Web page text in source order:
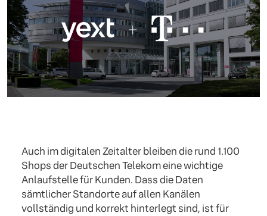
Auch im digitalen Zeitalter bleiben die rund 1.100
Shops der Deutschen Telekom eine wichtige
Anlaufstelle für Kunden. Dass die Daten
sämtlicher Standorte auf allen Kanälen
vollständig und korrekt hinterlegt sind, ist für